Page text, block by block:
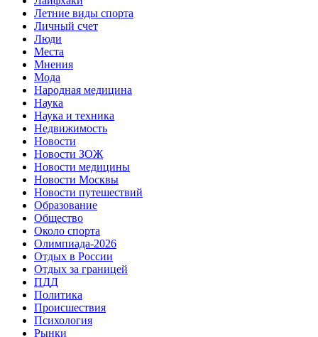
Летние виды спорта
Личный счет
Люди
Места
Мнения
Мода
Народная медицина
Наука
Наука и техника
Недвижимость
Новости
Новости ЗОЖ
Новости медицины
Новости Москвы
Новости путешествий
Образование
Общество
Около спорта
Олимпиада-2026
Отдых в России
Отдых за границей
ПДД
Политика
Происшествия
Психология
Рынки